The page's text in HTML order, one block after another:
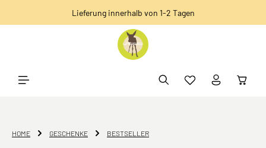
Lieferung innerhalb von 1-2 Tagen
HOME GESCHENKE BESTSELLER